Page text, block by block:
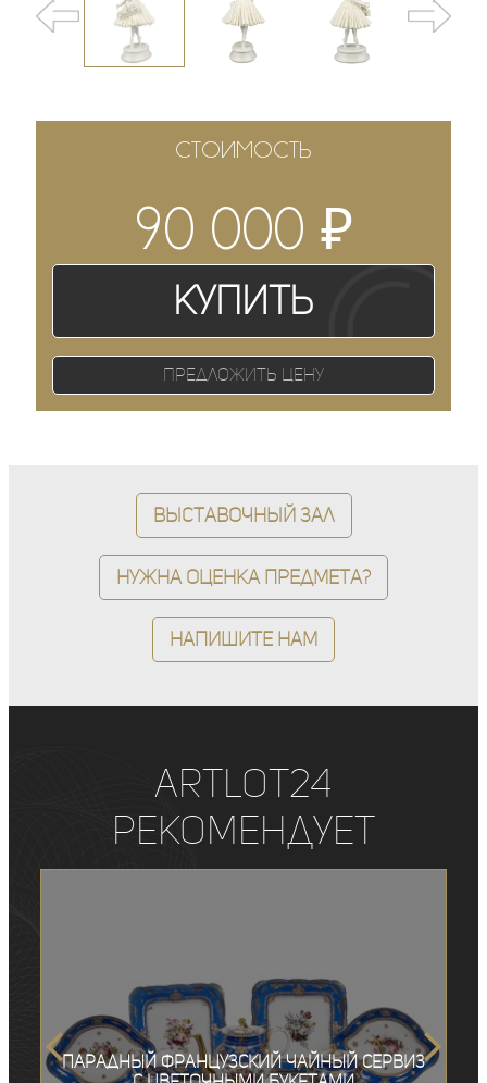
СТОИМОСТЬ
90 000₽
Купить
Предложить цену
Выставочный зал
Нужна оценка предмета?
Напишите нам
ArtLot24
рекомендует
Парадный французский чайный сервиз